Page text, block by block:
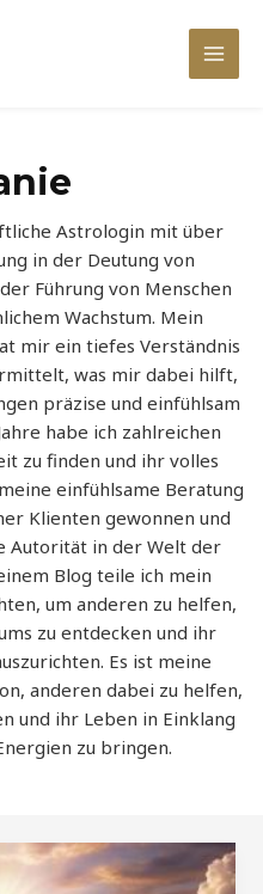
Main
Astrologin mit über
in der Deutung von
Führung von Menschen
Wachstum. Mein
mir ein tiefes Verständnis
was mir dabei hilft,
präzise und einfühlsam
habe ich zahlreichen
zu finden und ihr volles
einfühlsame Beratung
Klienten gewonnen und
Autorität in der Welt der
Blog teile ich mein
um anderen zu helfen,
zu entdecken und ihr
Es ist meine
anderen dabei zu helfen,
und ihr Leben in Einklang
zu bringen.